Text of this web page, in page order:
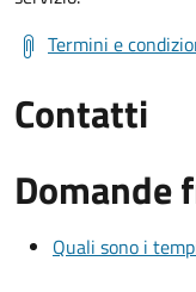
Termini e
Contatti
Domande
Quali sono i